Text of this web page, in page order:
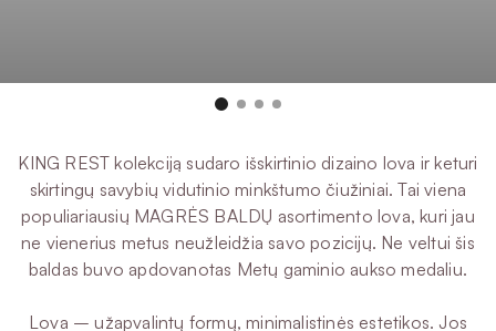
KING REST kolekciją sudaro išskirtinio dizaino lova ir keturi
skirtingų savybių vidutinio minkštumo čiužiniai. Tai viena
populiariausių MAGRĖS BALDŲ asortimento lova, kuri jau
ne vienerius metus neužleidžia savo pozicijų. Ne veltui šis
baldas buvo apdovanotas Metų gaminio aukso medaliu.
Lova – užapvalintų formų, minimalistinės estetikos. Jos